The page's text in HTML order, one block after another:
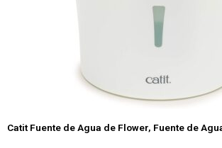
Catit Fuente de Agua de Flower, Fuente de